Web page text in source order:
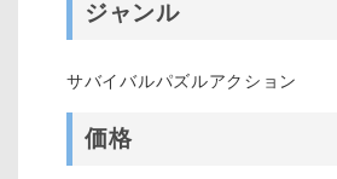
ジャンル
サバイバルパズルアクション
価格